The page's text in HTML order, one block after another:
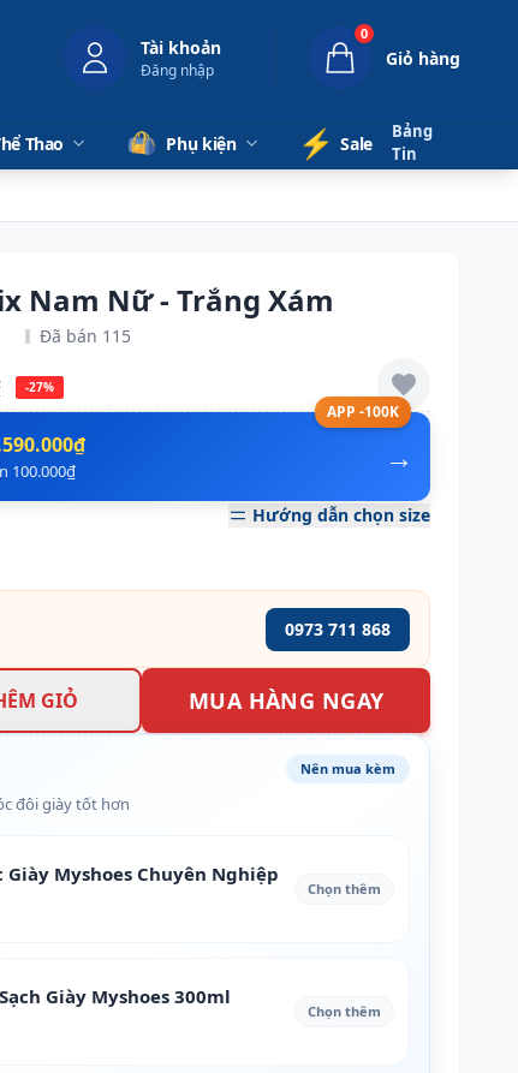
Tài khoản
Đăng nhập
0
Giỏ hàng
Thao Phụ kiện ⚡️ Sale
Bảng
Tin
Nam Nữ - Trắng Xám
Đã bán 115
-27%
APP -100K
→
100.000₫
Hướng dẫn chọn size
0973 711 868
GIỎ MUA HÀNG NGAY
đôi giày tốt hơn
Nên mua kèm
Giày Myshoes Chuyên Nghiệp
Chọn thêm
Giày Myshoes 300ml
Chọn thêm